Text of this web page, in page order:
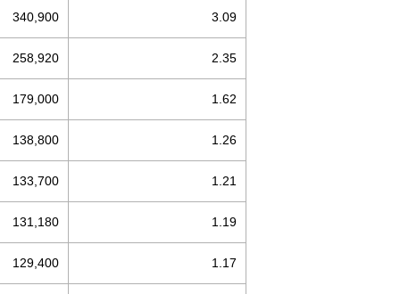
340,900 3.09
258,920 2.35
179,000 1.62
138,800 1.26
133,700 1.21
131,180 1.19
129,400 1.17